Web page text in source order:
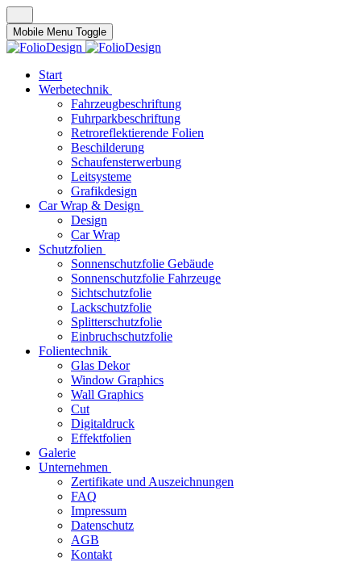
Mobile Menu Toggle
Start
Werbetechnik
Fahrzeugbeschriftung
Fuhrparkbeschriftung
Retroreflektierende Folien
Beschilderung
Schaufensterwerbung
Leitsysteme
Grafikdesign
Car Wrap & Design
Design
Car Wrap
Schutzfolien
Sonnenschutzfolie Gebäude
Sonnenschutzfolie Fahrzeuge
Sichtschutzfolie
Lackschutzfolie
Splitterschutzfolie
Einbruchschutzfolie
Folientechnik
Glas Dekor
Window Graphics
Wall Graphics
Cut
Digitaldruck
Effektfolien
Galerie
Unternehmen
Zertifikate und Auszeichnungen
FAQ
Impressum
Datenschutz
AGB
Kontakt